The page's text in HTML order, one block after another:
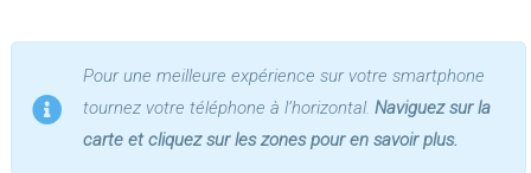
Pour une meilleure expérience sur votre smartphone
tournez votre téléphone à l’horizontal. Naviguez sur la
carte et cliquez sur les zones pour en savoir plus.